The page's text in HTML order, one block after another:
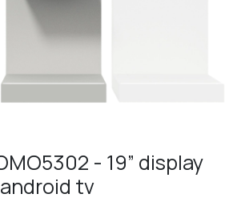
- 19” display
tv